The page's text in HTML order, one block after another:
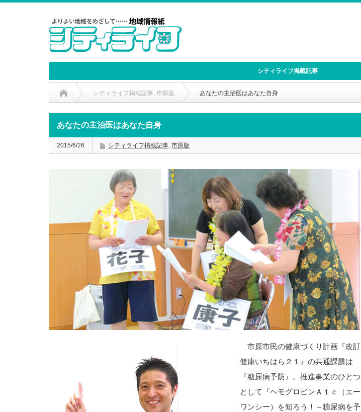
シティライフ掲載記事
シティライフ掲載記事, 市原版 あなたの主治医はあなた自身
あなたの主治医はあなた自身
2015/6/26 シティライフ掲載記事, 市原版
市原市民の健康づくり計画『改訂
健康いちはら２１』の共通課題は
『糖尿病予防』。推進事業のひとつ
として『ヘモグロビンＡ１ｃ（エー
ワンシー）を知ろう！～糖尿病を予